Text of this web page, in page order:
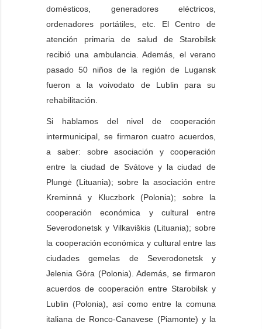
domésticos, generadores eléctricos,
ordenadores portátiles, etc. El Centro de
atención primaria de salud de Starobilsk
recibió una ambulancia. Además, el verano
pasado 50 niños de la región de Lugansk
fueron a la voivodato de Lublin para su
rehabilitación.
Si hablamos del nivel de cooperación
intermunicipal, se firmaron cuatro acuerdos,
a saber: sobre asociación y cooperación
entre la ciudad de Svátove y la ciudad de
Plungė (Lituania); sobre la asociación entre
Kreminná y Kluczbork (Polonia); sobre la
cooperación económica y cultural entre
Severodonetsk y Vilkaviškis (Lituania); sobre
la cooperación económica y cultural entre las
ciudades gemelas de Severodonetsk y
Jelenia Góra (Polonia). Además, se firmaron
acuerdos de cooperación entre Starobilsk y
Lublin (Polonia), así como entre la comuna
italiana de Ronco-Canavese (Piamonte) y la